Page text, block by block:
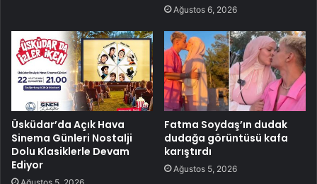
Ağustos 6, 2026
Üsküdar’da Açık Hava
Sinema Günleri Nostalji
Dolu Klasiklerle Devam
Ediyor
Fatma Soydaş’ın dudak
dudağa görüntüsü kafa
karıştırdı
Ağustos 5, 2026